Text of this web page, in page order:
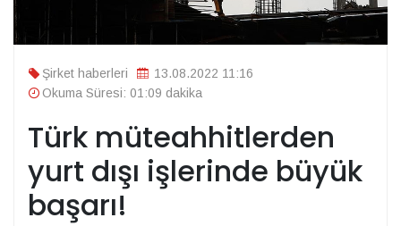
Şirket haberleri
13.08.2022 11:16
Okuma Süresi: 01:09 dakika
Türk müteahhitlerden
yurt dışı işlerinde büyük
başarı!